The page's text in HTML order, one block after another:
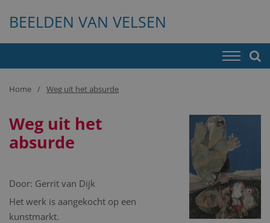
BEELDEN VAN VELSEN
Home Weg uit het absurde
Weg uit het
absurde
Door: Gerrit van Dijk
Het werk is aangekocht op een
kunstmarkt.